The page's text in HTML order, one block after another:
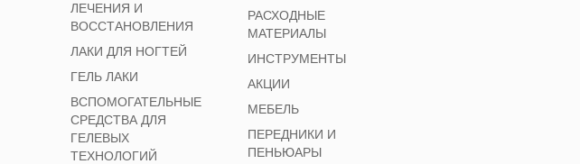
ЛЕЧЕНИЯ И
ВОССТАНОВЛЕНИЯ
ЛАКИ ДЛЯ НОГТЕЙ
ГЕЛЬ ЛАКИ
ВСПОМОГАТЕЛЬНЫЕ
СРЕДСТВА ДЛЯ
ГЕЛЕВЫХ
ТЕХНОЛОГИЙ
РАСХОДНЫЕ
МАТЕРИАЛЫ
ИНСТРУМЕНТЫ
АКЦИИ
МЕБЕЛЬ
ПЕРЕДНИКИ И
ПЕНЬЮАРЫ